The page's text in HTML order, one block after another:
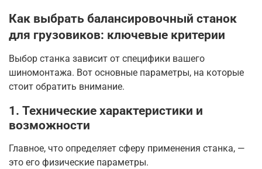
Как выбрать балансировочный станок
для грузовиков: ключевые критерии
Выбор станка зависит от специфики вашего
шиномонтажа. Вот основные параметры, на которые
стоит обратить внимание.
1. Технические характеристики и
возможности
Главное, что определяет сферу применения станка, —
это его физические параметры.